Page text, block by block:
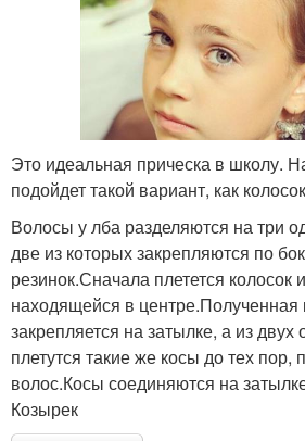
Это идеальная прическа в школу.
подойдет такой вариант, как
Волосы у лба разделяются на три
две из которых закрепляются по
резинок.Сначала плетется колосок
находящейся в центре.Полученная
закрепляется на затылке, а из
плетутся такие же косы до тех пор,
волос.Косы соединяются на
Козырек